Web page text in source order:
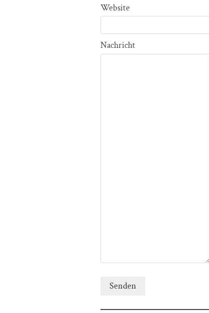
Website
Nachricht
Senden